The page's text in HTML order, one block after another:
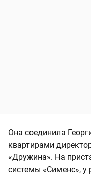
Она соединила
квартирами
«Дружина». На
системы «Сименс», у